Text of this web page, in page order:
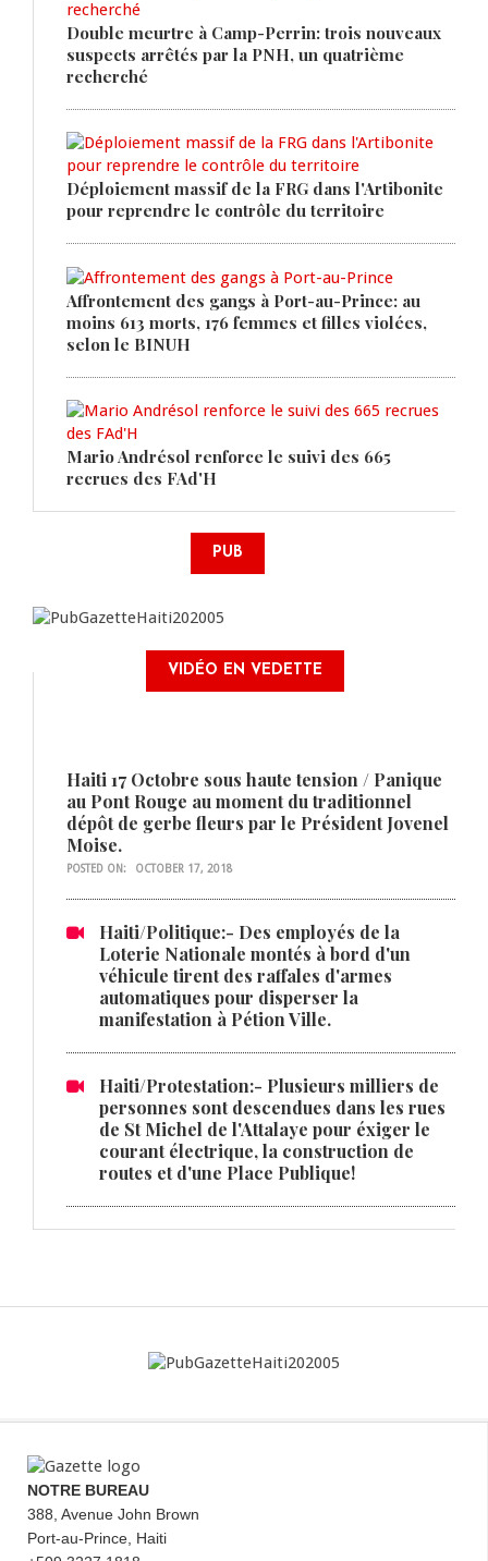
Double meurtre à Camp-Perrin: trois nouveaux
suspects arrêtés par la PNH, un quatrième
recherché
Déploiement massif de la FRG dans l'Artibonite
pour reprendre le contrôle du territoire
Affrontement des gangs à Port-au-Prince: au
moins 613 morts, 176 femmes et filles violées,
selon le BINUH
Mario Andrésol renforce le suivi des 665
recrues des FAd'H
PUB
VIDÉO EN VEDETTE
Haiti 17 Octobre sous haute tension / Panique
au Pont Rouge au moment du traditionnel
dépôt de gerbe fleurs par le Président Jovenel
Moise.
POSTED ON: OCTOBER 17, 2018
Haiti/Politique:- Des employés de la
Loterie Nationale montés à bord d'un
véhicule tirent des raffales d'armes
automatiques pour disperser la
manifestation à Pétion Ville.
Haiti/Protestation:- Plusieurs milliers de
personnes sont descendues dans les rues
de St Michel de l'Attalaye pour éxiger le
courant électrique, la construction de
routes et d'une Place Publique!
NOTRE BUREAU
388, Avenue John Brown
Port-au-Prince, Haiti